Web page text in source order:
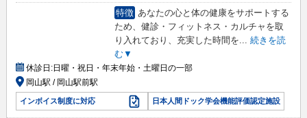
特徴 あなたの心と体の健康をサポートする
ため、健診・フィットネス・カルチャを取
り入れており、充実した時間を
続きを読
む▼
休診日:日曜・祝日・年末年始・土曜日の一部
岡山駅 / 岡山駅前駅
インボイス制度に対応 日本人間ドック学会機能評価認定施設